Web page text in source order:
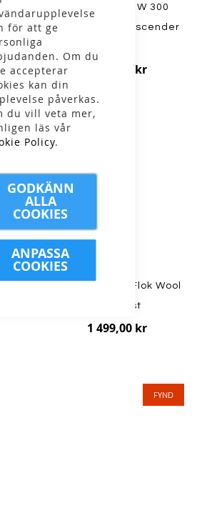
för att ge
Om du
accepterar
kan din
påverkas.
du vill veta mer,
läs vår
Policy.
GODKÄNN
ALLA
COOKIES
ANPASSA
COOKIES
Icebreaker - W 300
RealFleece Descender
1 699,00 kr
Vest
Lundhags - W Flok Wool
Pile Vest
1 499,00 kr
FYND